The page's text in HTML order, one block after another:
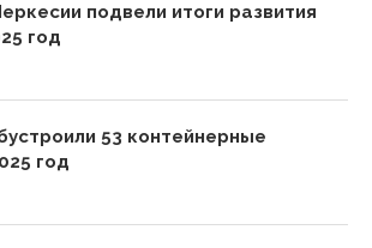
подвели итоги развития
год
53 контейнерные
год